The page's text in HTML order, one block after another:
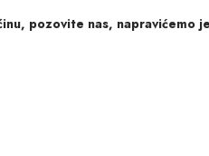
pozovite nas, napravićemo